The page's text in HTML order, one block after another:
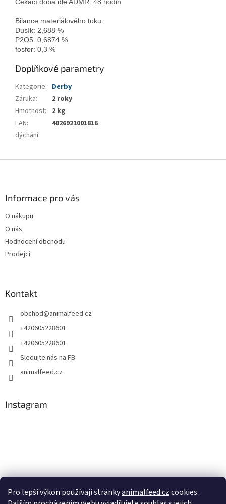
Pro lepší výkon používají stránkyanimalfeed.czcookies.
Bilance materiálového toku:
Dusík: 2,688 %
P2O5: 0,6874 %
fosfor: 0,3 %
Doplňkové parametry
Kategorie: Derby
Záruka:
2 roky
Hmotnost:
2 kg
EAN:
4026921001816
dýchání:
Informace pro vás
O nákupu
O nás
Hodnocení obchodu
Prodejci
Kontakt
obchod@animalfeed.cz
+420605228601
+420605228601
Sledujte nás na FB
animalfeed.cz
Instagram